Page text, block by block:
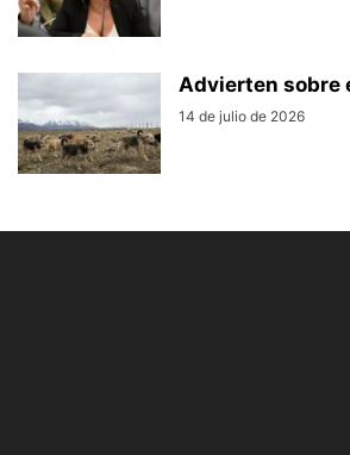
Advierten sobre
14 de julio de 2026